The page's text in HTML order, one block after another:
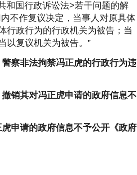
和国行政诉讼法>若干问题的解
不作复议决定，当事人对原具体
行政行为的行政机关为被告；当
以复议机关为被告。”
察非法拘禁冯正虎的行政行为违
销其对冯正虎申请的政府信息不
申请的政府信息不予公开《政府